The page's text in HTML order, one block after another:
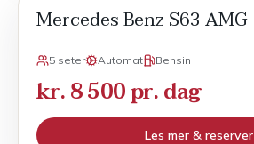
Mercedes Benz S63 AMG
5 seter Automat Bensin
kr. 8 500 pr. dag
Les mer & reserver